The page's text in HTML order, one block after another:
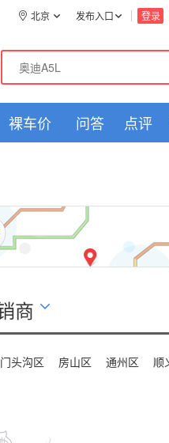
登录
发布入口
北京
裸车价 问答 点评
商
门头沟区 房山区 通州区 顺